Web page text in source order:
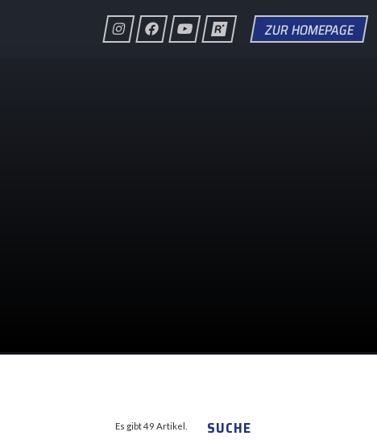
ZUR HOMEPAGE
Es gibt 49 Artikel. SUCHE